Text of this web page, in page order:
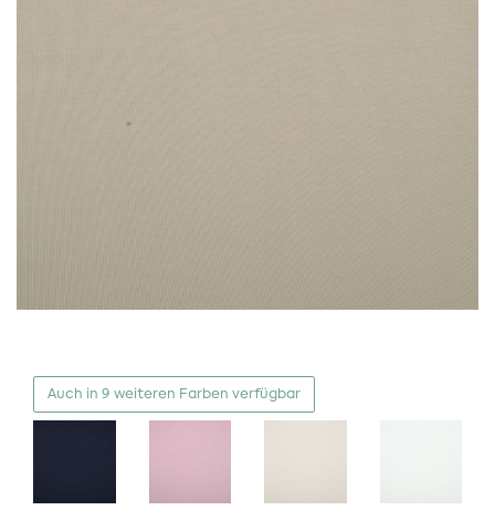
Auch in 9 weiteren Farben verfügbar